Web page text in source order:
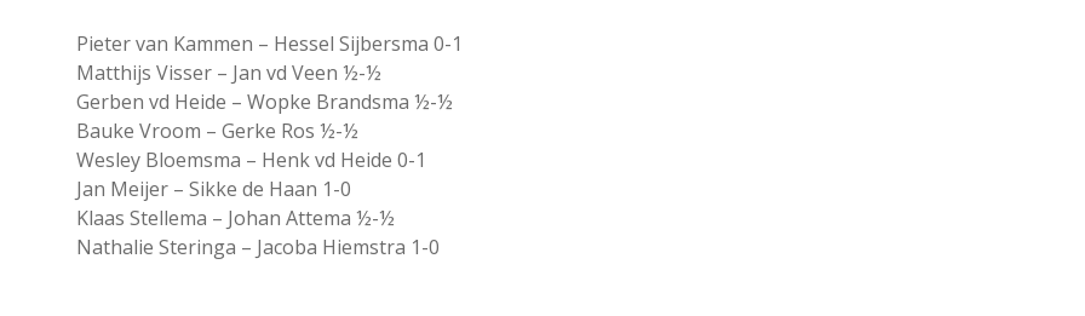
Pieter van Kammen – Hessel Sijbersma 0-1
Matthijs Visser – Jan vd Veen ½-½
Gerben vd Heide – Wopke Brandsma ½-½
Bauke Vroom – Gerke Ros ½-½
Wesley Bloemsma – Henk vd Heide 0-1
Jan Meijer – Sikke de Haan 1-0
Klaas Stellema – Johan Attema ½-½
Nathalie Steringa – Jacoba Hiemstra 1-0